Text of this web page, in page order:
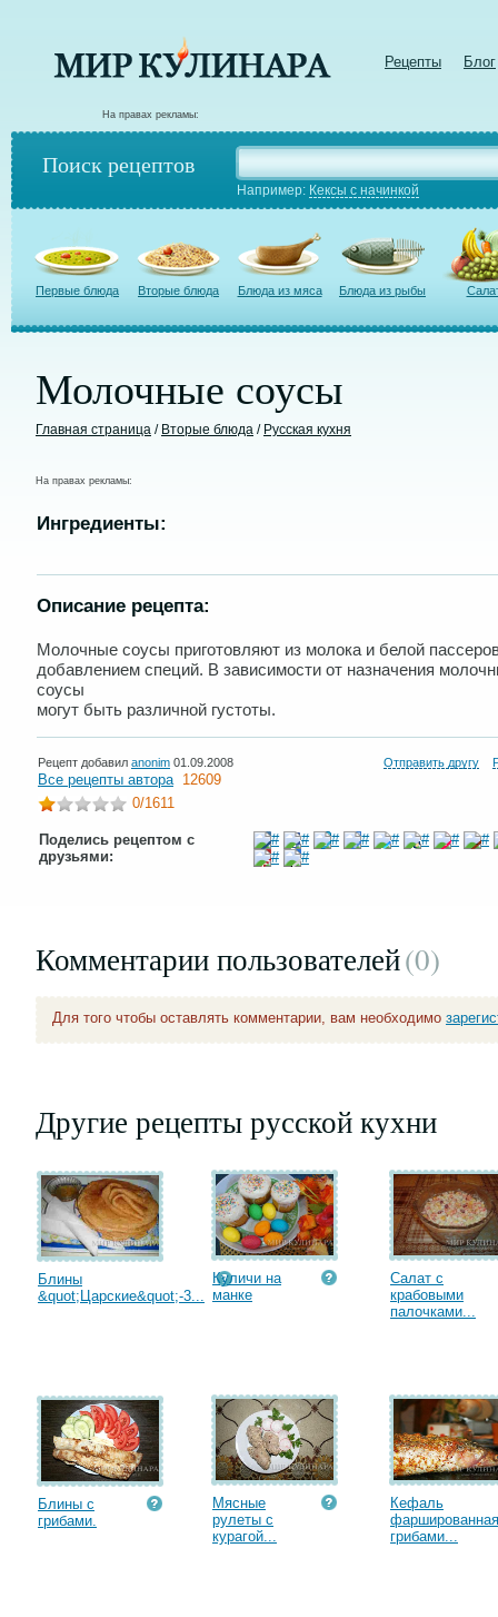
Рецепты Блог
На правах рекламы:
Поиск рецептов
Например: Кексы с начинкой
Первые блюда Вторые блюда Блюда из мяса Блюда из рыбы
Молочные соусы
Главная страница / Вторые блюда / Русская кухня
На правах рекламы:
Ингредиенты:
Описание рецепта:
Молочные соусы приготовляют из молока и белой
добавлением специй. В зависимости от назначения
соусы
могут быть различной густоты.
Рецепт добавил anonim 01.09.2008 Отправить другу
Все рецепты автора 12609
0/1611
Поделись рецептом с
друзьями:
Комментарии пользователей(0)
Для того чтобы оставлять комментарии, вам необходимо
Другие рецепты русской кухни
Блины
&quot;Царские&quot;-3...
Куличи на
манке
Салат с
крабовыми
палочками...
Блины с
грибами.
Мясные
рулеты с
курагой...
Кефаль
фаршированная
грибами...